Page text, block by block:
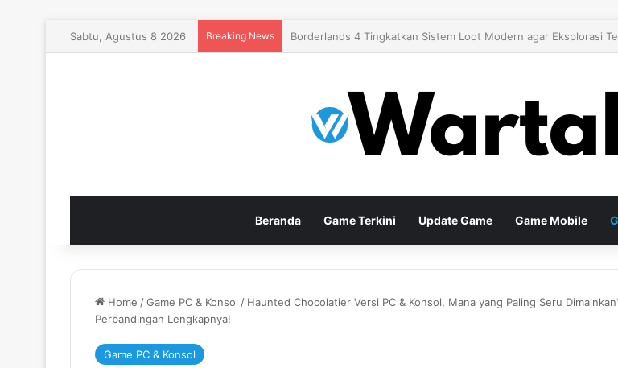
Sabtu, Agustus 8 2026 Breaking News EA Sports FC 26 Tingkatkan Gameplay Modern untuk
Beranda Game Terkini Update Game Game Mobile
Home /Game PC & Konsol / Haunted Chocolatier Versi PC & Konsol, Mana yang Paling Seru
Perbandingan Lengkapnya!
Game PC & Konsol